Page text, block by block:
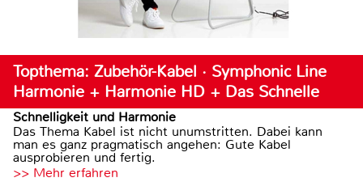
Topthema: Zubehör-Kabel · Symphonic Line
Harmonie + Harmonie HD + Das Schnelle
Schnelligkeit und Harmonie
Das Thema Kabel ist nicht unumstritten. Dabei kann
man es ganz pragmatisch angehen: Gute Kabel
ausprobieren und fertig.
>> Mehr erfahren